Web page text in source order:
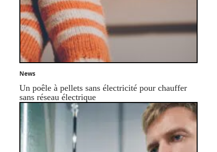
News
Un poêle à pellets sans électricité pour chauffer
sans réseau électrique